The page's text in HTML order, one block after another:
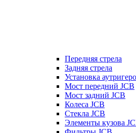
Передняя стрела
Задняя стрела
Установка
Мост передний JCB
Мост задний JCB
Колеса JCB
Стекла JCB
Элементы кузова